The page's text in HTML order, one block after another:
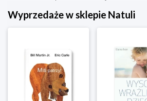
Wyprzedaże w sklepie Natuli